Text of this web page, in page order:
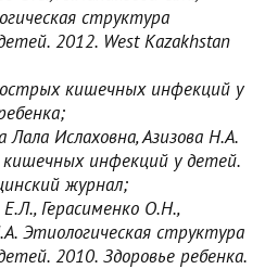
структура
2012. West Kazakhstan
кишечных инфекций у
Ислаховна, Азизова Н.А.
инфекций у детей.
журнал;
Герасименко О.Н.,
Этиологическая структура
2010. Здоровье ребенка.